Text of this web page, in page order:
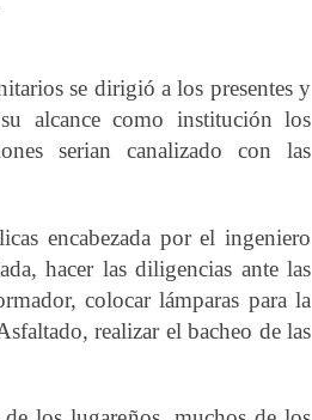
se dirigió a los presentes y
alcance como institución los
serian canalizado con las
encabezada por el ingeniero
hacer las diligencias ante las
colocar lámparas para la
realizar el bacheo de las